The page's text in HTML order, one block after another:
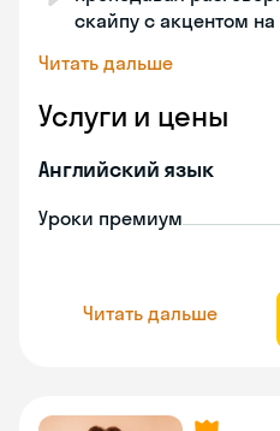
скайпу с акцентом
Читать дальше
Услуги и цены
Английский язык
Уроки премиум
Читать дальше